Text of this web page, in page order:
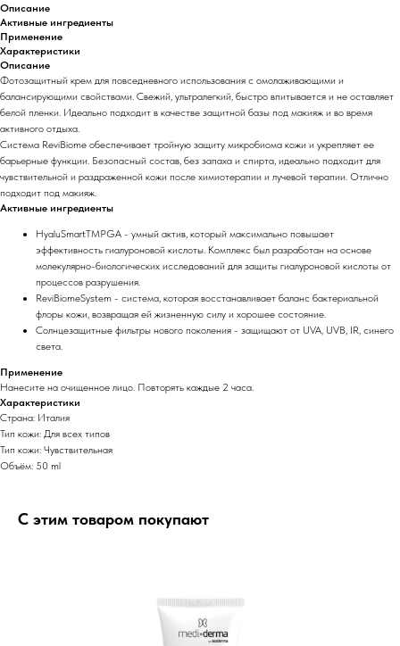
Описание
Активные ингредиенты
Применение
Характеристики
Описание
Фотозащитный крем для повседневного использования с омолаживающими и
балансирующими свойствами. Свежий, ультралегкий, быстро впитывается и не оставляет
белой пленки. Идеально подходит в качестве защитной базы под макияж и во время
активного отдыха.
Система ReviBiome обеспечивает тройную защиту микробиома кожи и укрепляет ее
барьерные функции. Безопасный состав, без запаха и спирта, идеально подходит для
чувствительной и раздраженной кожи после химиотерапии и лучевой терапии. Отлично
подходит под макияж.
Активные ингредиенты
HyaluSmartTMPGA - умный актив, который максимально повышает
эффективность гиалуроновой кислоты. Комплекс был разработан на основе
молекулярно-биологических исследований для защиты гиалуроновой кислоты от
процессов разрушения.
ReviBiomeSystem - система, которая восстанавливает баланс бактериальной
флоры кожи, возвращая ей жизненную силу и хорошее состояние.
Солнцезащитные фильтры нового поколения - защищают от UVA, UVB, IR, синего
света.
Применение
Нанесите на очищенное лицо. Повторять каждые 2 часа.
Характеристики
Страна: Италия
Тип кожи: Для всех типов
Тип кожи: Чувствительная
Объём: 50 ml
С этим товаром покупают